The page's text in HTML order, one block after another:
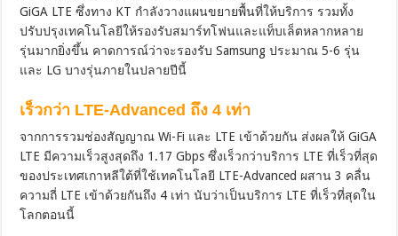
GiGA LTE ซึ่งทาง KT กำลังวางแผนขยายพื้นที่ให้บริการ รวมทั้ง
ปรับปรุงเทคโนโลยีให้รองรับสมาร์ทโฟนและแท็บเล็ตหลากหลาย
รุ่นมากยิ่งขึ้น คาดการณ์ว่าจะรองรับ Samsung ประมาณ 5-6 รุ่น
และ LG บางรุ่นภายในปลายปีนี้
เร็วกว่า LTE-Advanced ถึง 4 เท่า
จากการรวมช่องสัญญาณ Wi-Fi และ LTE เข้าด้วยกัน ส่งผลให้ GiGA
LTE มีความเร็วสูงสุดถึง 1.17 Gbps ซึ่งเร็วกว่าบริการ LTE ที่เร็วที่สุด
ของประเทศเกาหลีใต้ที่ใช้เทคโนโลยี LTE-Advanced ผสาน 3 คลื่น
ความถี่ LTE เข้าด้วยกันถึง 4 เท่า นับว่าเป็นบริการ LTE ที่เร็วที่สุดใน
โลกตอนนี้